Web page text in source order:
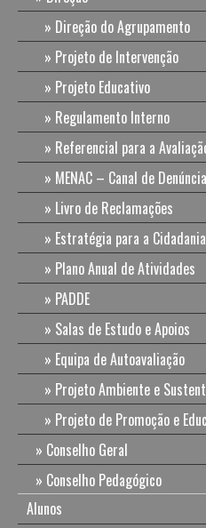
Direção do Agrupamento
Projeto de Intervenção
Projeto Educativo
Regulamento Interno
Referencial para a
MENAC – Canal de
Livro de Reclamações
Estratégia para a Cidadania
Plano Anual de Atividades
PADDE
Salas de Estudo e Apoios
Equipa de Autoavaliação
Projeto Ambiente e
Projeto de Promoção e
Conselho Geral
Conselho Pedagógico
Alunos